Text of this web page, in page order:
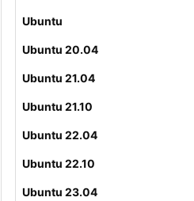
Ubuntu
Ubuntu 20.04
Ubuntu 21.04
Ubuntu 21.10
Ubuntu 22.04
Ubuntu 22.10
Ubuntu 23.04